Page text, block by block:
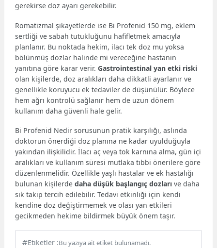
gerekirse doz ayarı gerekebilir.
Romatizmal şikayetlerde ise Bi Profenid 150 mg, eklem
sertliği ve sabah tutukluğunu hafifletmek amacıyla
planlanır. Bu noktada hekim, ilacı tek doz mu yoksa
bölünmüş dozlar halinde mi vereceğine hastanın
yanıtına göre karar verir.Gastrointestinal yan etki riski
olan kişilerde, doz aralıkları daha dikkatli ayarlanır ve
genellikle koruyucu ek tedaviler de düşünülür. Böylece
hem ağrı kontrolü sağlanır hem de uzun dönem
kullanım daha güvenli hale gelir.
Bi Profenid Nedir sorusunun pratik karşılığı, aslında
doktorun önerdiği doz planına ne kadar uyulduğuyla
yakından ilişkilidir. İlacı aç veya tok karnına alma, gün içi
aralıkları ve kullanım süresi mutlaka tıbbi önerilere göre
düzenlenmelidir. Özellikle yaşlı hastalar ve ek hastalığı
bulunan kişilerdedaha düşük başlangıç dozları ve daha
sık takip tercih edilebilir. Tedavi etkinliği için kendi
kendine doz değiştirmemek ve olası yan etkileri
gecikmeden hekime bildirmek büyük önem taşır.
Etiketler :Bu yazıya ait etiket bulunamadı.